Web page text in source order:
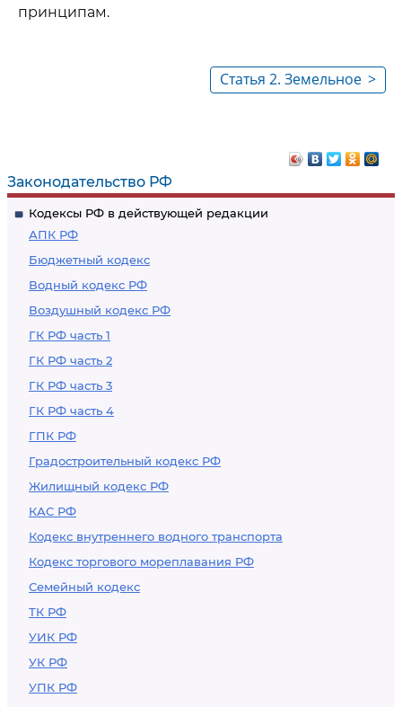
Законодательство РФ
Кодексы РФ в действующей редакции
АПК РФ
Бюджетный кодекс
Водный кодекс РФ
Воздушный кодекс РФ
ГК РФ часть 1
ГК РФ часть 2
ГК РФ часть 3
ГК РФ часть 4
ГПК РФ
Градостроительный кодекс РФ
Жилищный кодекс РФ
КАС РФ
Кодекс внутреннего водного транспорта
Кодекс торгового мореплавания РФ
Семейный кодекс
ТК РФ
УИК РФ
УК РФ
УПК РФ
принципам.
>
Статья 2. Земельное